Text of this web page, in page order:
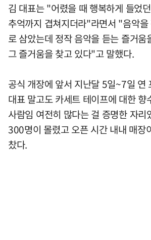
김 대표는 "어렸을 때 행복하게 들었
추억까지 겹쳐지더라"라면서 "음악
로 삼았는데 정작 음악을 듣는 즐거움
그 즐거움을 찾고 있다"고 말했다.
공식 개장에 앞서 지난달 5일~7일 연
대표 말고도 카세트 테이프에 대한 향
사람임 여전히 많다는 걸 증명한 자리
300명이 몰렸고 오픈 시간 내내 매장
찼다.